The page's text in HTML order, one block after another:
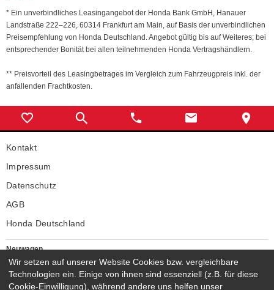
* Ein unverbindliches Leasingangebot der Honda Bank GmbH, Hanauer
Landstraße 222–226, 60314 Frankfurt am Main, auf Basis der unverbindlichen
Preisempfehlung von Honda Deutschland. Angebot gültig bis auf Weiteres; bei
entsprechender Bonität bei allen teilnehmenden Honda Vertragshändlern.
** Preisvorteil des Leasingbetrages im Vergleich zum Fahrzeugpreis inkl. der
anfallenden Frachtkosten.
Kontakt
Impressum
Datenschutz
AGB
Honda Deutschland
Neuwagen
Honda Neuwagen
Gebrauchtwagen
Wir setzen auf unserer Website Cookies bzw. vergleichbare
Technologien ein. Einige von ihnen sind essenziell (z.B. für diese
Cookie-Einwilligung), während andere uns helfen unser